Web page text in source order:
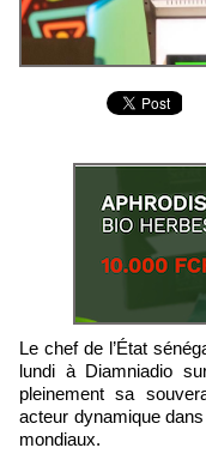
Le chef de l’État sénégalais, Bassirou Diomaye Faye, a insisté
lundi à Diamniadio
pleinement sa
acteur dynamique
mondiaux.